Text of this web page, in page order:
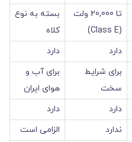
تا 20,000 ولت
(Class E)
بسته به نوع
کلاه
دارد دارد
برای شرایط
سخت
برای آب و
هوای ایران
دارد
دارد
ندارد
الزامی است